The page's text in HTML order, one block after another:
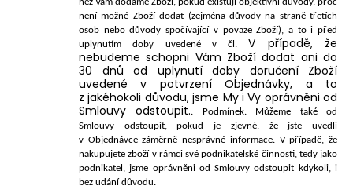
než Vám dodáme Zboží, pokud existují objektivní důvody, proč
není možné Zboží dodat (zejména důvody na straně třetích
osob nebo důvody spočívající v povaze Zboží), a to i před
uplynutím doby uvedené v čl. V případě, že
nebudeme schopni Vám Zboží dodat ani do
30 dnů od uplynutí doby doručení Zboží
uvedené v potvrzení Objednávky, a to
z jakéhokoli důvodu, jsme My i Vy oprávněni od
Smlouvy odstoupit.. Podmínek. Můžeme také od
Smlouvy odstoupit, pokud je zjevné, že jste uvedli
v Objednávce záměrně nesprávné informace. V případě, že
nakupujete zboží v rámci své podnikatelské činnosti, tedy jako
podnikatel, jsme oprávněni od Smlouvy odstoupit kdykoli, i
bez udání důvodu.